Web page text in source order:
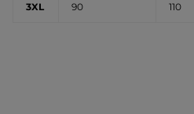
3XL 90 110